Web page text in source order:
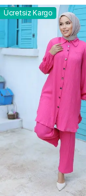
Ücretsiz Kargo